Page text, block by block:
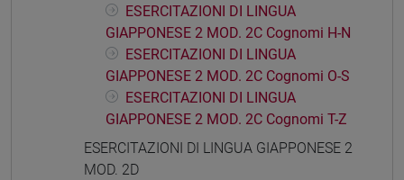
ESERCITAZIONI DI LINGUA
GIAPPONESE 2 MOD. 2C Cognomi H-N
ESERCITAZIONI DI LINGUA
GIAPPONESE 2 MOD. 2C Cognomi O-S
ESERCITAZIONI DI LINGUA
GIAPPONESE 2 MOD. 2C Cognomi T-Z
ESERCITAZIONI DI LINGUA GIAPPONESE 2
MOD. 2D